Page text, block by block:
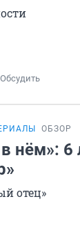
Обсудить
ОБЗОР
нём»:
отец»